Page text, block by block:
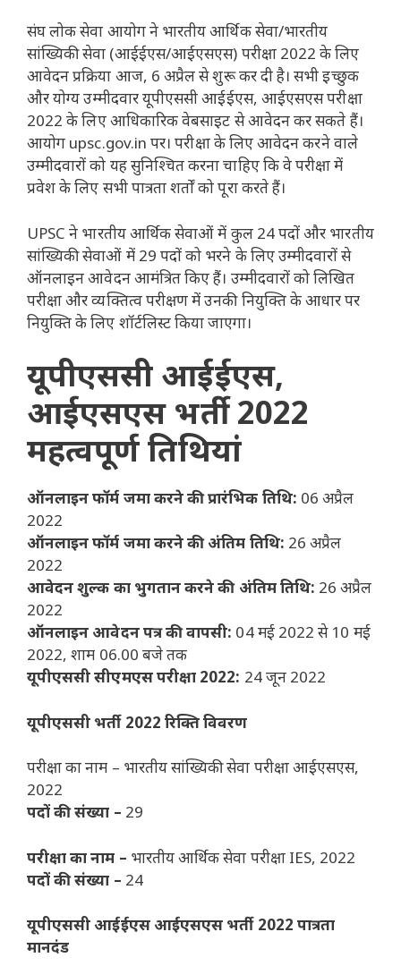
संघ लोक सेवा आयोग ने भारतीय आर्थिक सेवा/भारतीय
सांख्यिकी सेवा (आईईएस/आईएसएस) परीक्षा 2022 के लिए
आवेदन प्रक्रिया आज, 6 अप्रैल से शुरू कर दी है। सभी इच्छुक
और योग्य उम्मीदवार यूपीएससी आईईएस, आईएसएस परीक्षा
2022 के लिए आधिकारिक वेबसाइट से आवेदन कर सकते हैं।
आयोग upsc.gov.in पर। परीक्षा के लिए आवेदन करने वाले
उम्मीदवारों को यह सुनिश्चित करना चाहिए कि वे परीक्षा में
प्रवेश के लिए सभी पात्रता शर्तों को पूरा करते हैं।
UPSC ने भारतीय आर्थिक सेवाओं में कुल 24 पदों और भारतीय
सांख्यिकी सेवाओं में 29 पदों को भरने के लिए उम्मीदवारों से
ऑनलाइन आवेदन आमंत्रित किए हैं। उम्मीदवारों को लिखित
परीक्षा और व्यक्तित्व परीक्षण में उनकी नियुक्ति के आधार पर
नियुक्ति के लिए शॉर्टलिस्ट किया जाएगा।
यूपीएससी आईईएस,
आईएसएस भर्ती 2022
महत्वपूर्ण तिथियां
ऑनलाइन फॉर्म जमा करने की प्रारंभिक तिथि: 06 अप्रैल
2022
ऑनलाइन फॉर्म जमा करने की अंतिम तिथि: 26 अप्रैल
2022
आवेदन शुल्क का भुगतान करने की अंतिम तिथि: 26 अप्रैल
2022
ऑनलाइन आवेदन पत्र की वापसी: 04 मई 2022 से 10 मई
2022, शाम 06.00 बजे तक
यूपीएससी सीएमएस परीक्षा 2022: 24 जून 2022
यूपीएससी भर्ती 2022 रिक्ति विवरण
परीक्षा का नाम – भारतीय सांख्यिकी सेवा परीक्षा आईएसएस,
2022
पदों की संख्या – 29
परीक्षा का नाम – भारतीय आर्थिक सेवा परीक्षा IES, 2022
पदों की संख्या – 24
यूपीएससी आईईएस आईएसएस भर्ती 2022 पात्रता
मानदंड